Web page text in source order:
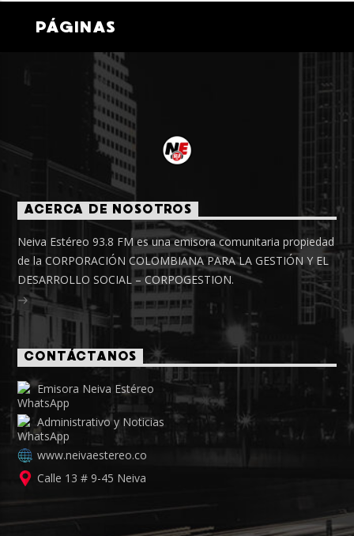
PÁGINAS
ACERCA DE NOSOTROS
Neiva Estéreo 93.8 FM es una emisora comunitaria propiedad
de la CORPORACIÓN COLOMBIANA PARA LA GESTIÓN Y EL
DESARROLLO SOCIAL – CORPOGESTION.
CONTÁCTANOS
Emisora Neiva Estéreo
Administrativo y Noticias
www.neivaestereo.co
Calle 13 # 9-45 Neiva